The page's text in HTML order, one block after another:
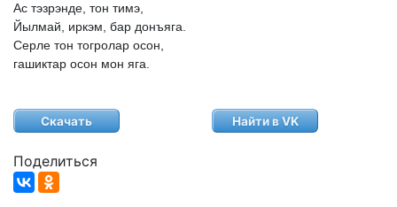
Ас тэзрэнде, тон тимэ,
Йылмай,
иркэм, бар донъяга.
Серле тон тогролар осон,
гашиктар осон мон яга.
Скачать Найти в VK
Поделиться